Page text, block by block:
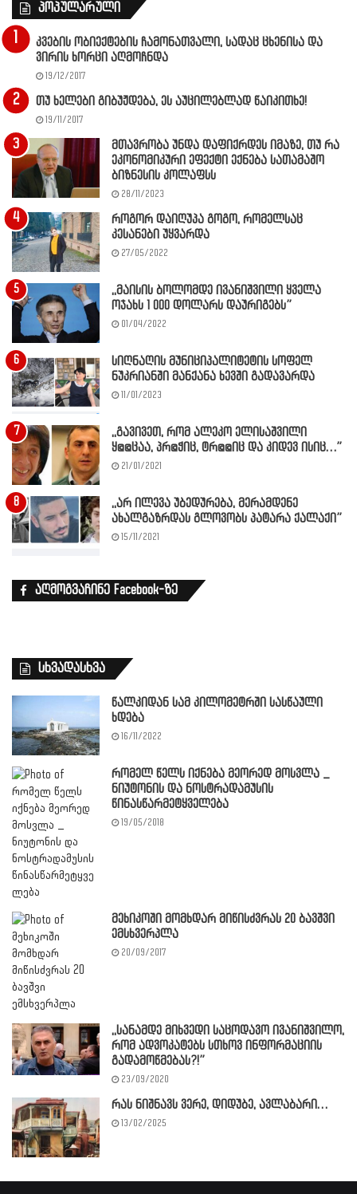
პოპულარული
კვების ობიექტების ჩამონათვალი, სადაც ცხენისა და
ვირის ხორცი აღმოჩნდა
19/12/2017
თუ ხელები გიბუჟდება, ეს აუცილებლად წაიკითხე!
19/11/2017
მთავრობა უნდა დაფიქრდეს იმაზე, თუ რა
ეკონომიკური ეფექტი ექნება სათამაშო
ბიზნესის კოლაფსს
28/11/2023
როგორ დაიღუპა გოგო, რომელსაც
კესანები უყვარდა
27/05/2022
,,მაისის ბოლომდე ივანიშვილი ყველა
ოჯახს 1 000 დოლარს დაურიგებს”
01/04/2022
სიღნაღის მუნიციპალიტეტის სოფელ
ნუკრიანში მანქანა ხევში გადავარდა
11/01/2023
,,გავივეთ, რომ ალეკო ელისაშვილი
ყ@@ცაა, პრ@ჭიც, ტრ@@იც და კიდევ ისიც…”
21/01/2021
,,არ ილევა უბედურება, მერამდენე
ახალგაზრდას გლოვობს პატარა ქალაქი”
15/11/2021
აღმოგვაჩინე Facebook-ზე
სხვადასხვა
წალკიდან სამ კილომეტრში სასწაული
ხდება
16/11/2022
რომელ წელს იქნება მეორედ მოსვლა _
ნიუტონის და ნოსტრადამუსის
წინასწარმეტყველება
19/05/2018
მეხიკოში მომხდარ მიწისძვრას 20 ბავშვი
ემსხვერპლა
20/09/2017
,,სანამდე მიხვედი საცოდავო ივანიშვილო,
რომ ადვოკატებს სთხოვ ინფორმაციის
გადამოწმებას?!”
23/09/2020
რას ნიშნავს ვერე, დიდუბე, ავლაბარი…
13/02/2025